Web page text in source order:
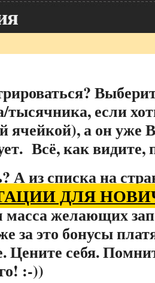
тысячника, если
ячейкой), а он уже
Всё, как видите,
А из списка на
ДЛЯ
желающих
за это бонусы
Цените себя.
:-))